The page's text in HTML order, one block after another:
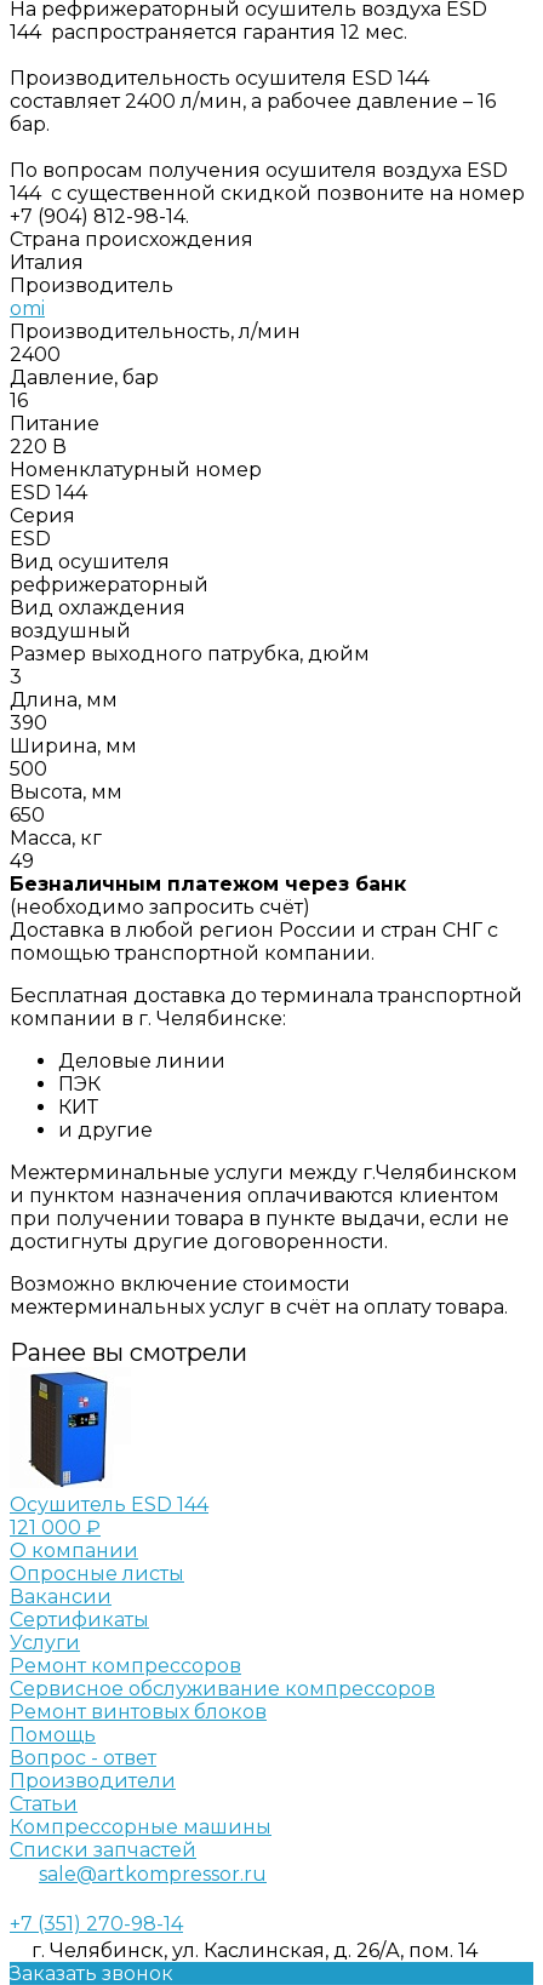
На рефрижераторный осушитель воздуха ESD
144 распространяется гарантия 12 мес.
Производительность осушителя ESD 144
составляет 2400 л/мин, а рабочее давление – 16
бар.
По вопросам получения осушителя воздуха ESD
144 с существенной скидкой позвоните на номер
+7 (904) 812-98-14.
Страна происхождения
Италия
Производитель
omi
Производительность, л/мин
2400
Давление, бар
16
Питание
220 В
Номенклатурный номер
ESD 144
Серия
ESD
Вид осушителя
рефрижераторный
Вид охлаждения
воздушный
Размер выходного патрубка, дюйм
3
Длина, мм
390
Ширина, мм
500
Высота, мм
650
Масса, кг
49
Безналичным платежом через банк
(необходимо запросить счёт)
Доставка в любой регион России и стран СНГ с
помощью транспортной компании.
Бесплатная доставка до терминала транспортной
компании в г. Челябинске:
Деловые линии
ПЭК
КИТ
и другие
Межтерминальные услуги между г.Челябинском
и пунктом назначения оплачиваются клиентом
при получении товара в пункте выдачи, если не
достигнуты другие договоренности.
Возможно включение стоимости
межтерминальных услуг в счёт на оплату товара.
Ранее вы смотрели
Осушитель ESD 144
121 000 ₽
О компании
Опросные листы
Вакансии
Сертификаты
Услуги
Ремонт компрессоров
Сервисное обслуживание компрессоров
Ремонт винтовых блоков
Помощь
Вопрос - ответ
Производители
Статьи
Компрессорные машины
Списки запчастей
sale@artkompressor.ru
+7 (351) 270-98-14
г. Челябинск, ул. Каслинская, д. 26/А, пом. 14
Заказать звонок